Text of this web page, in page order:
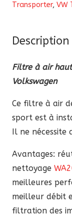
BMC
pour
Volkswagen
Transporter, VW
Description
Filtre à air
Volkswagen
Ce filtre à air
sport est à
Il ne nécessite
Avantages:
nettoyage
meilleures
meilleur débit
filtration des